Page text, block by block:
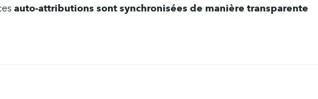
auto-attributions sont synchronisées de manière transparente